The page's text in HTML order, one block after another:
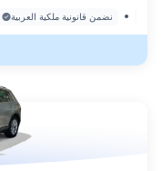
نضمن قانونية ملكية العربية •